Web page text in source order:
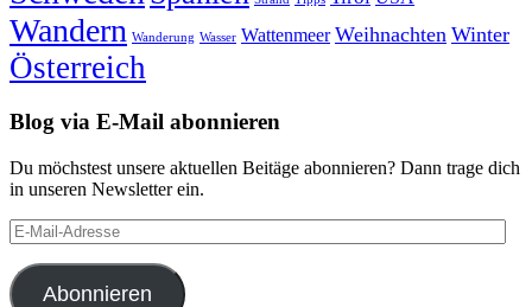
Wandern Wanderung Wasser Wattenmeer Weihnachten Winter
Österreich
Blog via E-Mail abonnieren
Du möchstest unsere aktuellen Beitäge abonnieren? Dann trage dich
in unseren Newsletter ein.
E-
Mail-
Adresse
Abonnieren